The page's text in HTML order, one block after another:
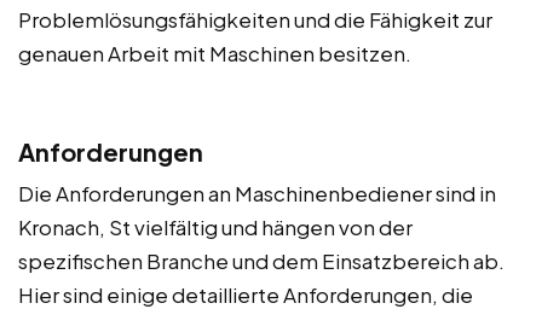
Problemlösungsfähigkeiten und die Fähigkeit zur
genauen Arbeit mit Maschinen besitzen.
Anforderungen
Die Anforderungen an Maschinenbediener sind in
Kronach, St vielfältig und hängen von der
spezifischen Branche und dem Einsatzbereich ab.
Hier sind einige detaillierte Anforderungen, die